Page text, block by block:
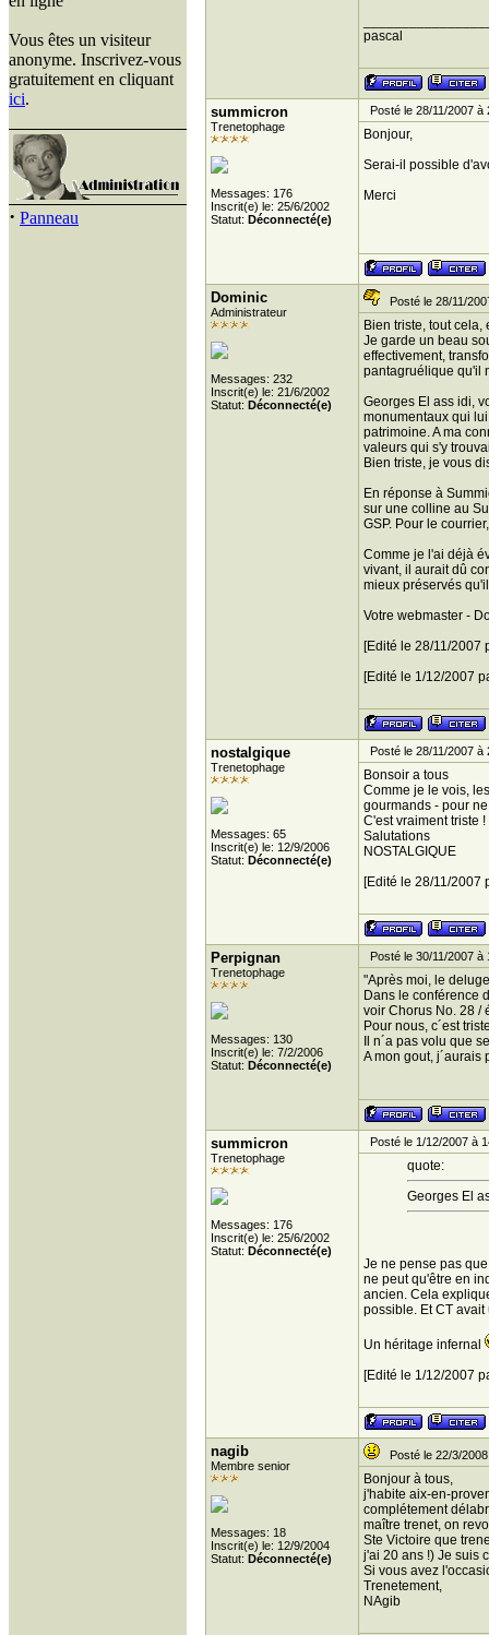
Vous êtes un visiteur
anonyme. Inscrivez-vous
gratuitement en cliquant
ici.
· Panneau
pascal
summicron
Trenetophage
Messages: 176
Inscrit(e) le: 25/6/2002
Statut: Déconnecté(e)
Posté le 28/11/2007 à
Bonjour,
Serai-il possible
Merci
Dominic
Administrateur
Messages: 232
Inscrit(e) le: 21/6/2002
Statut: Déconnecté(e)
Posté le 28/11/
Bien triste, tout cela,
Je garde un beau
effectivement,
pantagruélique qu'il
Georges El ass idi,
monumentaux qui
patrimoine. A ma
valeurs qui s'y
Bien triste, je vous
En réponse à
sur une colline au
GSP. Pour le
Comme je l'ai déjà
vivant, il aurait dû
mieux préservés
Votre webmaster -
[Edité le 28/11/2007
[Edité le 1/12/2007
nostalgique
Trenetophage
Messages: 65
Inscrit(e) le: 12/9/2006
Statut: Déconnecté(e)
Posté le 28/11/2007 à
Bonsoir a tous
Comme je le vois,
gourmands - pour
C'est vraiment triste !
Salutations
NOSTALGIQUE
[Edité le 28/11/2007
Perpignan
Trenetophage
Messages: 130
Inscrit(e) le: 7/2/2006
Statut: Déconnecté(e)
Posté le 30/11/2007 à
"Après moi, le
Dans le conférence
voir Chorus No. 28 /
Pour nous, c´est
Il n´a pas volu que
A mon gout,
summicron
Trenetophage
Messages: 176
Inscrit(e) le: 25/6/2002
Statut: Déconnecté(e)
Posté le 1/12/2007 à
quote:
Georges El
Je ne pense pas
ne peut qu'être en
ancien. Cela
possible. Et CT
Un héritage infernal
[Edité le 1/12/2007
nagib
Membre senior
Messages: 18
Inscrit(e) le: 12/9/2004
Statut: Déconnecté(e)
Posté le 22/3/
Bonjour à tous,
j'habite aix-en-
complétement
maître trenet, on
Ste Victoire que
j'ai 20 ans !) Je suis
Si vous avez
Trenetement,
NAgib